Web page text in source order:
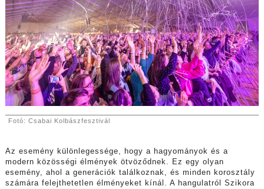
Fotó: Csabai Kolbászfesztivál
Az esemény különlegessége, hogy a hagyományok és a
modern közösségi élmények ötvöződnek. Ez egy olyan
esemény, ahol a generációk találkoznak, és minden korosztály
számára felejthetetlen élményeket kínál. A hangulatról Szikora